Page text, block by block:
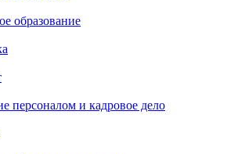
образование
персоналом и кадровое дело